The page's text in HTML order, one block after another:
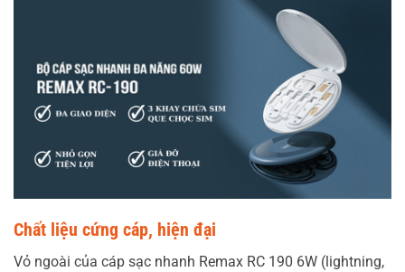
Chất liệu cứng cáp, hiện đại
Vỏ ngoài của cáp sạc nhanh Remax RC 190 6W (lightning,